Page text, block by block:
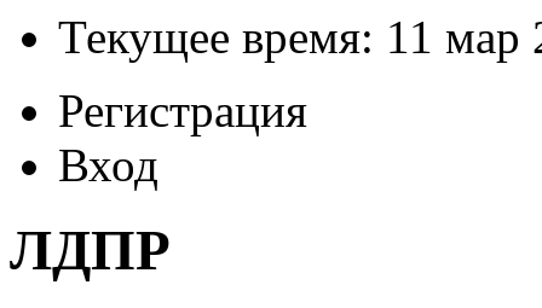
Текущее время: 11 мар
Регистрация
Вход
ЛДПР